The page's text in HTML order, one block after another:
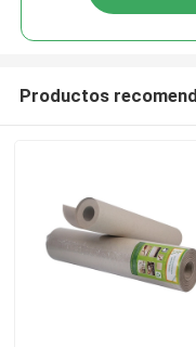
Productos